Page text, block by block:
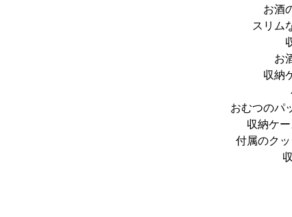
お酒
スリム
お
収納
おむつのパ
収納ケ
付属のク